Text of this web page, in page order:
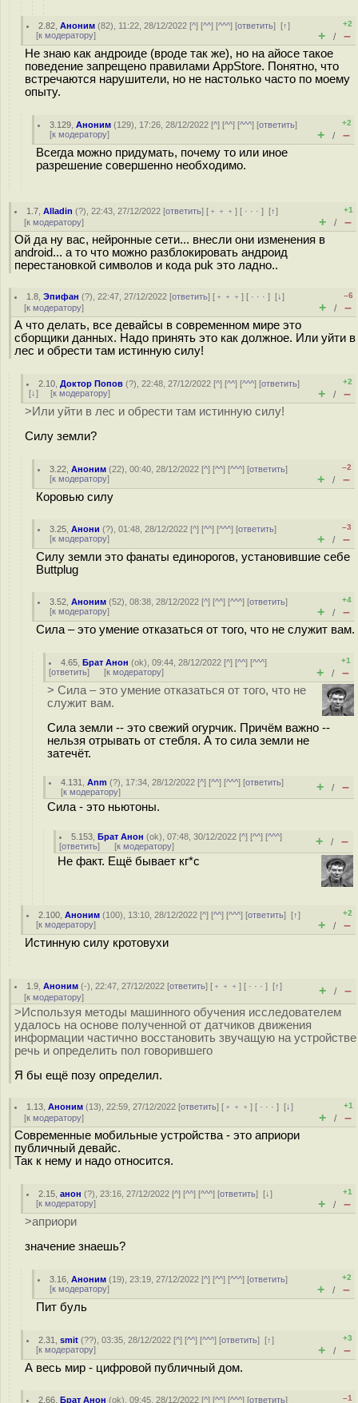
2.82 ,Аноним (82), 11:22, 28/12/2022 [^] [^^] [^^^] [ответить][↑]
[к модератору]
+2
+ / –
Не знаю как андроиде (вроде так же), но на айосе такое
поведение запрещено правилами AppStore. Понятно, что
встречаются нарушители, но не настолько часто по моему
опыту.
3.129 ,Аноним (129), 17:26, 28/12/2022 [^] [^^] [^^^] [ответить]
[к модератору]
+2
+ / –
Всегда можно придумать, почему то или иное
разрешение совершенно необходимо.
1.7 ,Alladin (?), 22:43, 27/12/2022 [ответить] [ ﹢﹢﹢] [ · · ·][↑]
[к модератору]
+1
+ / –
Ой да ну вас, нейронные сети... внесли они изменения в
android... а то что можно разблокировать андроид
перестановкой символов и кода puk это ладно..
1.8 ,Эпифан (?), 22:47, 27/12/2022 [ответить] [ ﹢﹢﹢] [ · · ·][↓]
[к модератору]
–6
+ / –
А что делать, все девайсы в современном мире это
сборщики данных. Надо принять это как должное. Или уйти в
лес и обрести там истинную силу!
2.10 ,Доктор Попов (?), 22:48, 27/12/2022 [^] [^^] [^^^] [ответить]
[↓] [к модератору]
+2
+ / –
>Или уйти в лес и обрести там истинную силу!
Силу земли?
3.22 ,Аноним (22), 00:40, 28/12/2022 [^] [^^] [^^^] [ответить]
[к модератору]
–2
+ / –
Коровью силу
3.25 ,Анони (?), 01:48, 28/12/2022 [^] [^^] [^^^] [ответить]
[к модератору]
–3
+ / –
Силу земли это фанаты единорогов, установившие себе
Buttplug
3.52 ,Аноним (52), 08:38, 28/12/2022 [^] [^^] [^^^] [ответить]
[к модератору]
+4
+ / –
Сила – это умение отказаться от того, что не служит вам.
4.65 ,Брат Анон (ok), 09:44, 28/12/2022 [^] [^^] [^^^]
[ответить] [к модератору]
+1
+ / –
> Сила – это умение отказаться от того, что не
служит вам.
Сила земли -- это свежий огурчик. Причём важно --
нельзя отрывать от стебля. А то сила земли не
затечёт.
4.131 ,Anm (?), 17:34, 28/12/2022 [^] [^^] [^^^] [ответить]
[к модератору] + / –
Сила - это ньютоны.
5.153 ,Брат Анон (ok), 07:48, 30/12/2022 [^] [^^] [^^^]
[ответить] [к модератору] + / –
Не факт. Ещё бывает кг*с
2.100 ,Аноним (100), 13:10, 28/12/2022 [^] [^^] [^^^] [ответить][↑]
[к модератору]
+2
+ / –
Истинную силу кротовухи
1.9 ,Аноним (-), 22:47, 27/12/2022 [ответить] [ ﹢﹢﹢] [ · · ·][↑]
[к модератору] + / –
>Используя методы машинного обучения исследователем
удалось на основе полученной от датчиков движения
информации частично восстановить звучащую на устройстве
речь и определить пол говорившего
Я бы ещё позу определил.
1.13 ,Аноним (13), 22:59, 27/12/2022 [ответить] [ ﹢﹢﹢] [ · · ·][↓]
[к модератору]
+1
+ / –
Современные мобильные устройства - это априори
публичный девайс.
Так к нему и надо относится.
2.15 ,анон (?), 23:16, 27/12/2022 [^] [^^] [^^^] [ответить][↓]
[к модератору]
+1
+ / –
>априори
значение знаешь?
3.16 ,Аноним (19), 23:19, 27/12/2022 [^] [^^] [^^^] [ответить]
[к модератору]
+2
+ / –
Пит буль
2.31 ,smit (??), 03:35, 28/12/2022 [^] [^^] [^^^] [ответить][↑]
[к модератору]
+3
+ / –
А весь мир - цифровой публичный дом.
2.66 ,Брат Анон (ok), 09:45, 28/12/2022 [^] [^^] [^^^] [ответить]
–1